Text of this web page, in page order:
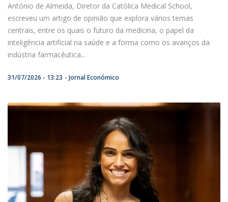
António de Almeida, Diretor da Católica Medical School,
escreveu um artigo de opinião que explora vários temas
centrais, entre os quais o futuro da medicina, o papel da
inteligência artificial na saúde e a forma como os avanços da
indústria farmacêutica...
31/07/2026 - 13:23 Jornal Económico